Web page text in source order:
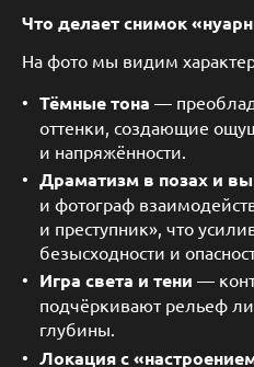
Что делает снимок
На фото мы видим
Тёмные тона —
оттенки, создающие
и напряжённости.
Драматизм в позах и
и фотограф
и преступник», что
безысходности и
Игра света и тени —
подчёркивают рельеф
глубины.
Локация с